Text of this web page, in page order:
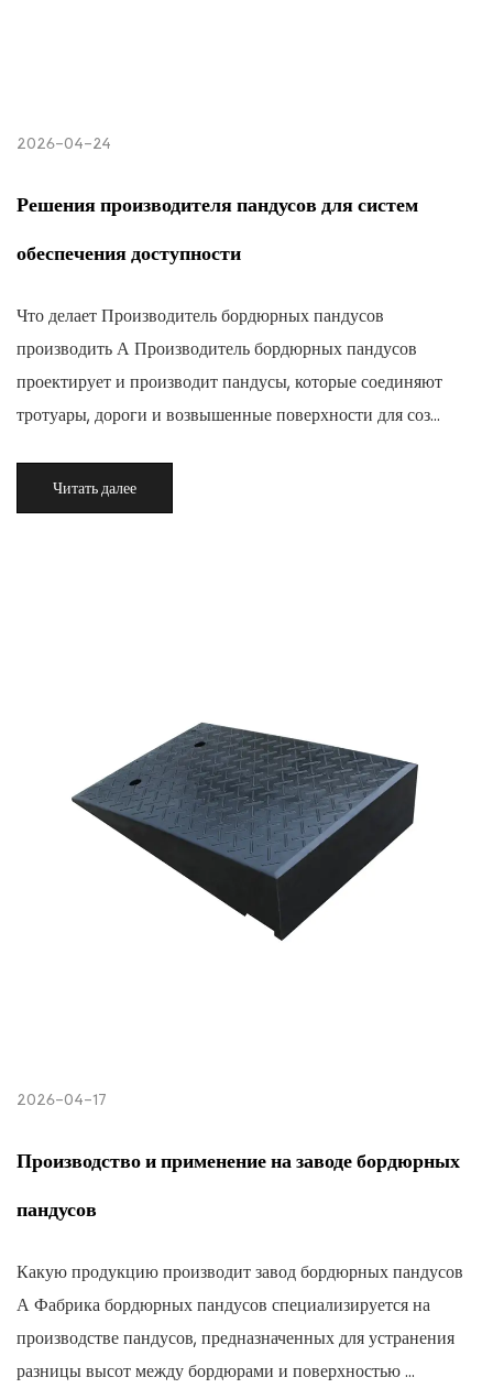
2026-04-24
Решения производителя пандусов для систем
обеспечения доступности
Что делает Производитель бордюрных пандусов
производить А Производитель бордюрных пандусов
проектирует и производит пандусы, которые соединяют
тротуары, дороги и возвышенные поверхности для соз...
Читать далее
2026-04-17
Производство и применение на заводе бордюрных
пандусов
Какую продукцию производит завод бордюрных пандусов
А Фабрика бордюрных пандусов специализируется на
производстве пандусов, предназначенных для устранения
разницы высот между бордюрами и поверхностью ...